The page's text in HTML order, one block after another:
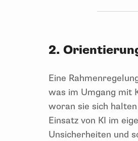
2.
Eine
was im Umgang mit
woran sie sich
Einsatz von KI im
Unsicherheiten und